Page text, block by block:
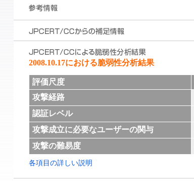
2008.10.17における脆弱性分析結果
評価尺度
攻撃経路
認証レベル
攻撃成立に必要なユーザーの関与
攻撃の難易度
各項目の詳しい説明